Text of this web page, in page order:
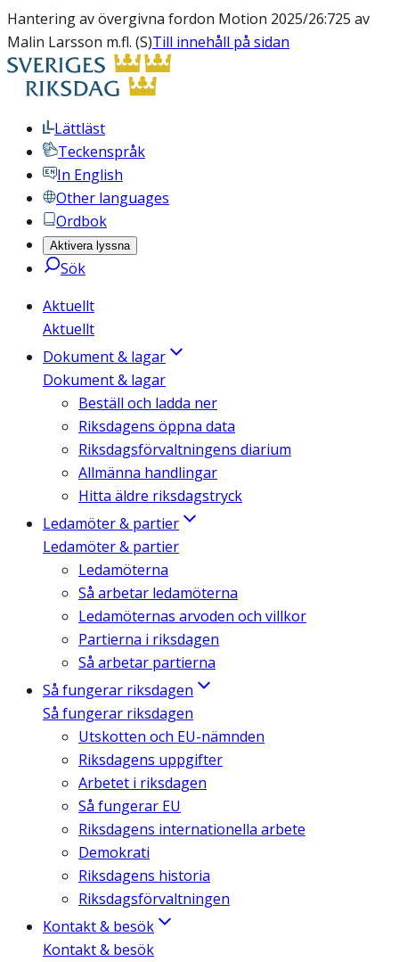
Hantering av övergivna fordon Motion 2025/26:725 av
Malin Larsson m.fl. (S)Till innehåll på sidan
Lättläst
Teckenspråk
In English
Other languages
Ordbok
Aktivera lyssna
Sök
Aktuellt
Aktuellt
Dokument & lagar
Dokument & lagar
Beställ och ladda ner
Riksdagens öppna data
Riksdagsförvaltningens diarium
Allmänna handlingar
Hitta äldre riksdagstryck
Ledamöter & partier
Ledamöter & partier
Ledamöterna
Så arbetar ledamöterna
Ledamöternas arvoden och villkor
Partierna i riksdagen
Så arbetar partierna
Så fungerar riksdagen
Så fungerar riksdagen
Utskotten och EU-nämnden
Riksdagens uppgifter
Arbetet i riksdagen
Så fungerar EU
Riksdagens internationella arbete
Demokrati
Riksdagens historia
Riksdagsförvaltningen
Kontakt & besök
Kontakt & besök